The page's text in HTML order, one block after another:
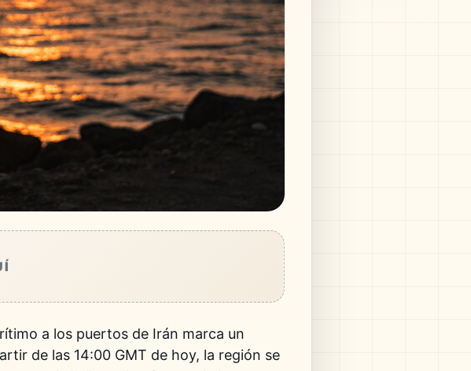
a los puertos de Irán marca un
de las 14:00 GMT de hoy, la región se